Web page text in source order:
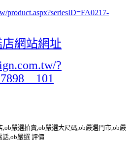
product.aspx?seriesID=FA0217-
網站網址
?
嚴選拍賣,ob嚴選大尺碼,ob嚴選門市,ob嚴
話,ob嚴選 評價